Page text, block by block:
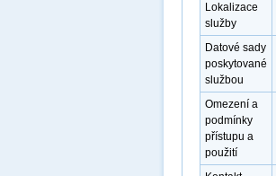
Lokalizace
služby
Datové sady
poskytované
službou
Omezení a
podmínky
přístupu a
použití